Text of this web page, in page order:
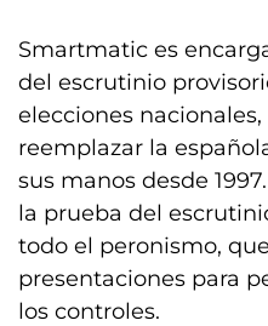
Smartmatic es
del escrutinio
elecciones
reemplazar la
sus manos desde
la prueba del
todo el peronismo,
presentaciones para
los controles.